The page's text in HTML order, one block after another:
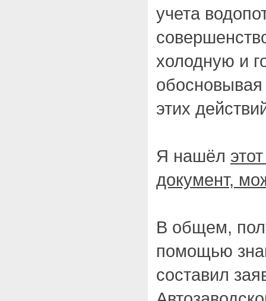
учета
холодную и
этих
Я нашёл
документ,
В общем,
помощью
составил